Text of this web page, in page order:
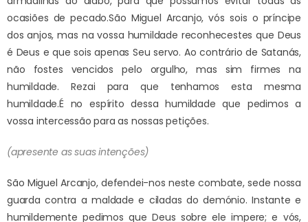
ocasiões de pecado.São Miguel Arcanjo, vós sois o príncipe
dos anjos, mas na vossa humildade reconhecestes que Deus
é Deus e que sois apenas Seu servo. Ao contrário de Satanás,
não fostes vencidos pelo orgulho, mas sim firmes na
humildade. Rezai para que tenhamos esta mesma
humildade.É no espírito dessa humildade que pedimos a
vossa intercessão para as nossas petições.
(apresente as suas intenções)
São Miguel Arcanjo, defendei-nos neste combate, sede nossa
guarda contra a maldade e ciladas do demónio. Instante e
humildemente pedimos que Deus sobre ele impere; e vós,